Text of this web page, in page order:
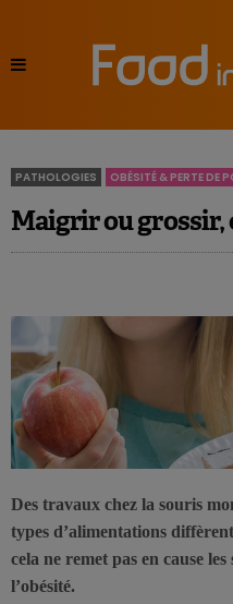
PATHOLOGIES OBÉSITÉ & PERTE DE
Maigrir ou grossir,
Des travaux chez la souris
types d’alimentations
cela ne remet pas en cause
l’obésité.